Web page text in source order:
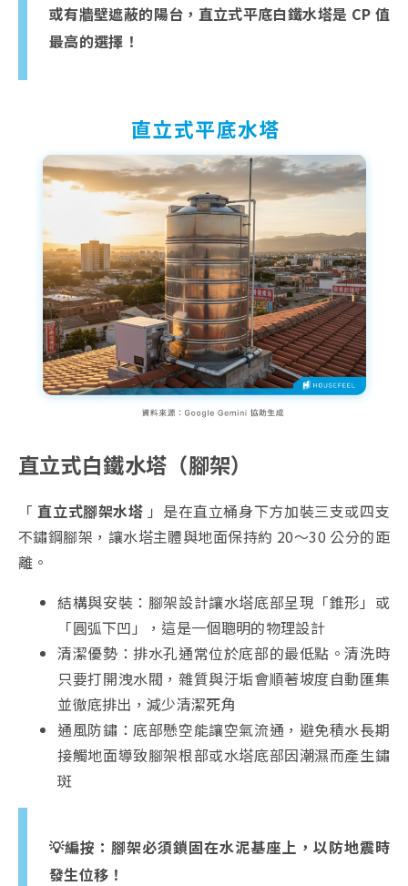
或有牆壁遮蔽的陽台，直立式平底白鐵水塔是 CP 值
最高的選擇！
直立式白鐵水塔（腳架）
「 直立式腳架水塔 」是在直立桶身下方加裝三支或四支
不鏽鋼腳架，讓水塔主體與地面保持約 20～30 公分的距
離。
結構與安裝：腳架設計讓水塔底部呈現「錐形」或
「圓弧下凹」，這是一個聰明的物理設計
清潔優勢：排水孔通常位於底部的最低點。清洗時
只要打開洩水閥，雜質與汙垢會順著坡度自動匯集
並徹底排出，減少清潔死角
通風防鏽：底部懸空能讓空氣流通，避免積水長期
接觸地面導致腳架根部或水塔底部因潮濕而產生鏽
斑
💡編按：腳架必須鎖固在水泥基座上，以防地震時
發生位移！